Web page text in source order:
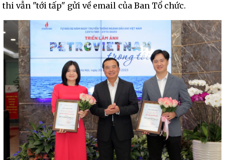
thi vẫn "tới tấp" gửi về email của Ban Tổ chức.